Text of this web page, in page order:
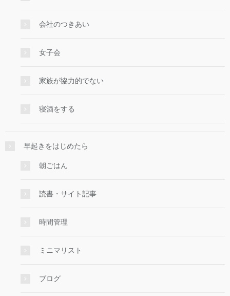
会社のつきあい
女子会
家族が協力的でない
寝酒をする
早起きをはじめたら
朝ごはん
読書・サイト記事
時間管理
ミニマリスト
ブログ